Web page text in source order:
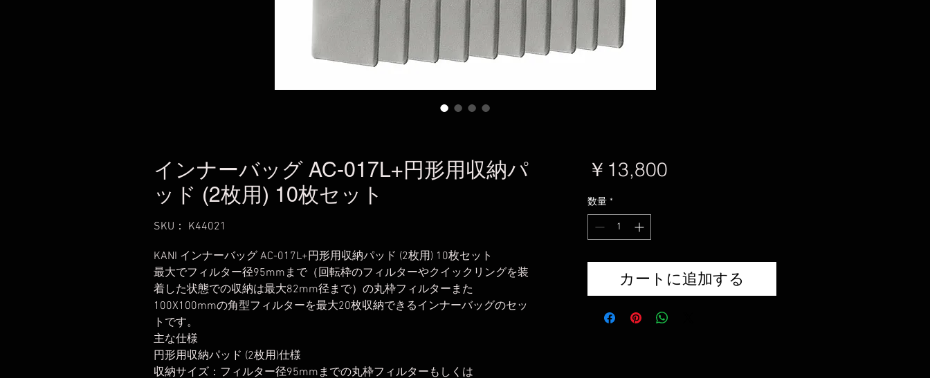
インナーバッグ AC-017L+円形用収納パ
ッド (2枚用) 10枚セット
SKU： K44021
KANI インナーバッグ AC-017L+円形用収納パッド (2枚用) 10枚セット
最大でフィルター径95mmまで（回転枠のフィルターやクイックリングを装
着した状態での収納は最大82mm径まで）の丸枠フィルターまた
100X100mmの角型フィルターを最大20枚収納できるインナーバッグのセッ
トです。
主な仕様
円形用収納パッド (2枚用)仕様
収納サイズ：フィルター径95mmまでの丸枠フィルターもしくは
￥13,800価
数量 *
カートに追加する